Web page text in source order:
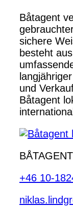
Båtagent
sichere
besteht
und
Båtagent
BÅTAGENT
+46 10-